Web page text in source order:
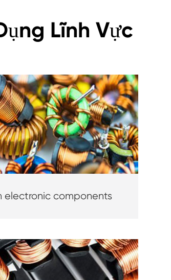
Lĩnh Vực
electronic components